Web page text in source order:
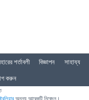
শর্তাবলী বিজ্ঞাপন
সাহায্য
করুন
অনন্য আরেকটি নিবেদন।